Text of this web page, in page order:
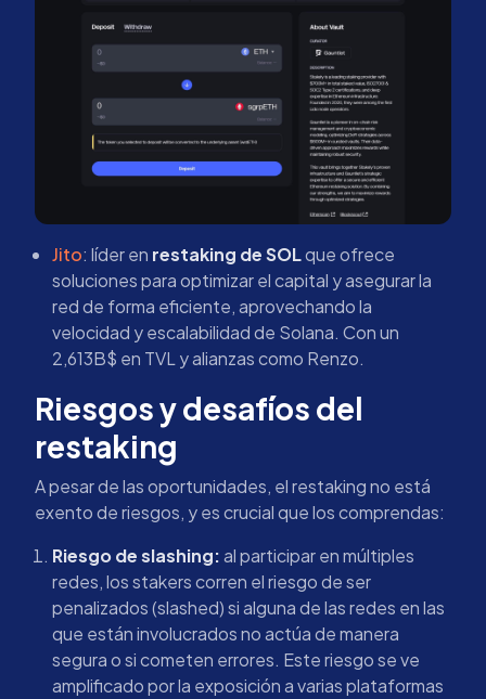
Jito: líder en restaking de SOLque ofrece
soluciones para optimizar el capital y asegurar la
red de forma eficiente, aprovechando la
velocidad y escalabilidad de Solana. Con un
2,613B$ en TVL y alianzas como Renzo.
Riesgos y desafíos del
restaking
A pesar de las oportunidades, el restaking no está
exento de riesgos, y es crucial que los comprendas:
Riesgo de slashing:al participar en múltiples
redes, los stakers corren el riesgo de ser
penalizados (slashed) si alguna de las redes en las
que están involucrados no actúa de manera
segura o si cometen errores. Este riesgo se ve
amplificado por la exposición a varias plataformas